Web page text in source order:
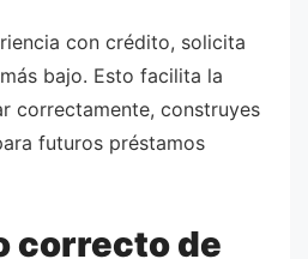
con crédito, solicita
bajo. Esto facilita la
correctamente, construyes
futuros préstamos
correcto de